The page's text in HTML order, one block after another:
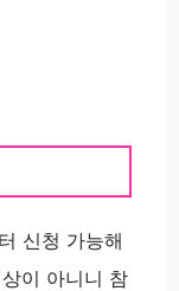
신청 가능해
이 아니니 참